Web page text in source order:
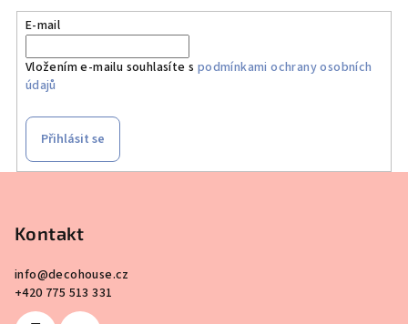
E-mail
Vložením e-mailu souhlasíte s podmínkami ochrany osobních
údajů
Přihlásit se
Kontakt
info@decohouse.cz
+420 775 513 331